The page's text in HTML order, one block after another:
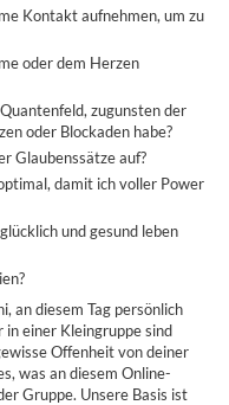
Kontakt aufnehmen, um zu
oder dem Herzen
zugunsten der
oder Blockaden habe?
Glaubenssätze auf?
damit ich voller Power
und gesund leben
an diesem Tag persönlich
in einer Kleingruppe sind
Offenheit von deiner
was an diesem Online-
Gruppe. Unsere Basis ist